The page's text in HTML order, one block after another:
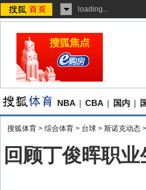
loading...
NBA | CBA | 国内 |
搜狐体育 > 综合体育 > 台球 > 斯诺克动态 >
回顾丁俊晖职